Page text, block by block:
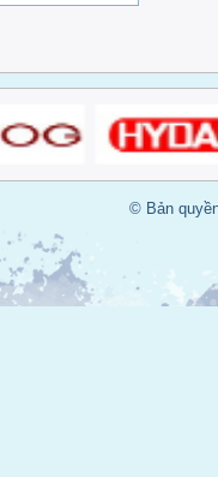
© Bản